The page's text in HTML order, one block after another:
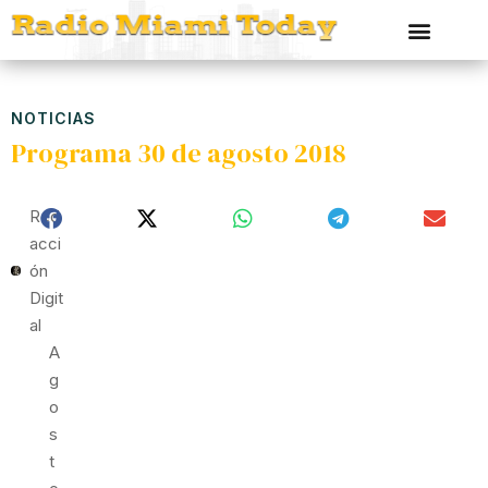
NOTICIAS
Programa 30 de agosto 2018
Red
Acci
Ón
Digit
Al
A
G
O
S
T